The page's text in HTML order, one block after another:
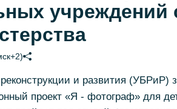
учреждений
и развития (УБРиР)
проект «Я - фотограф» для